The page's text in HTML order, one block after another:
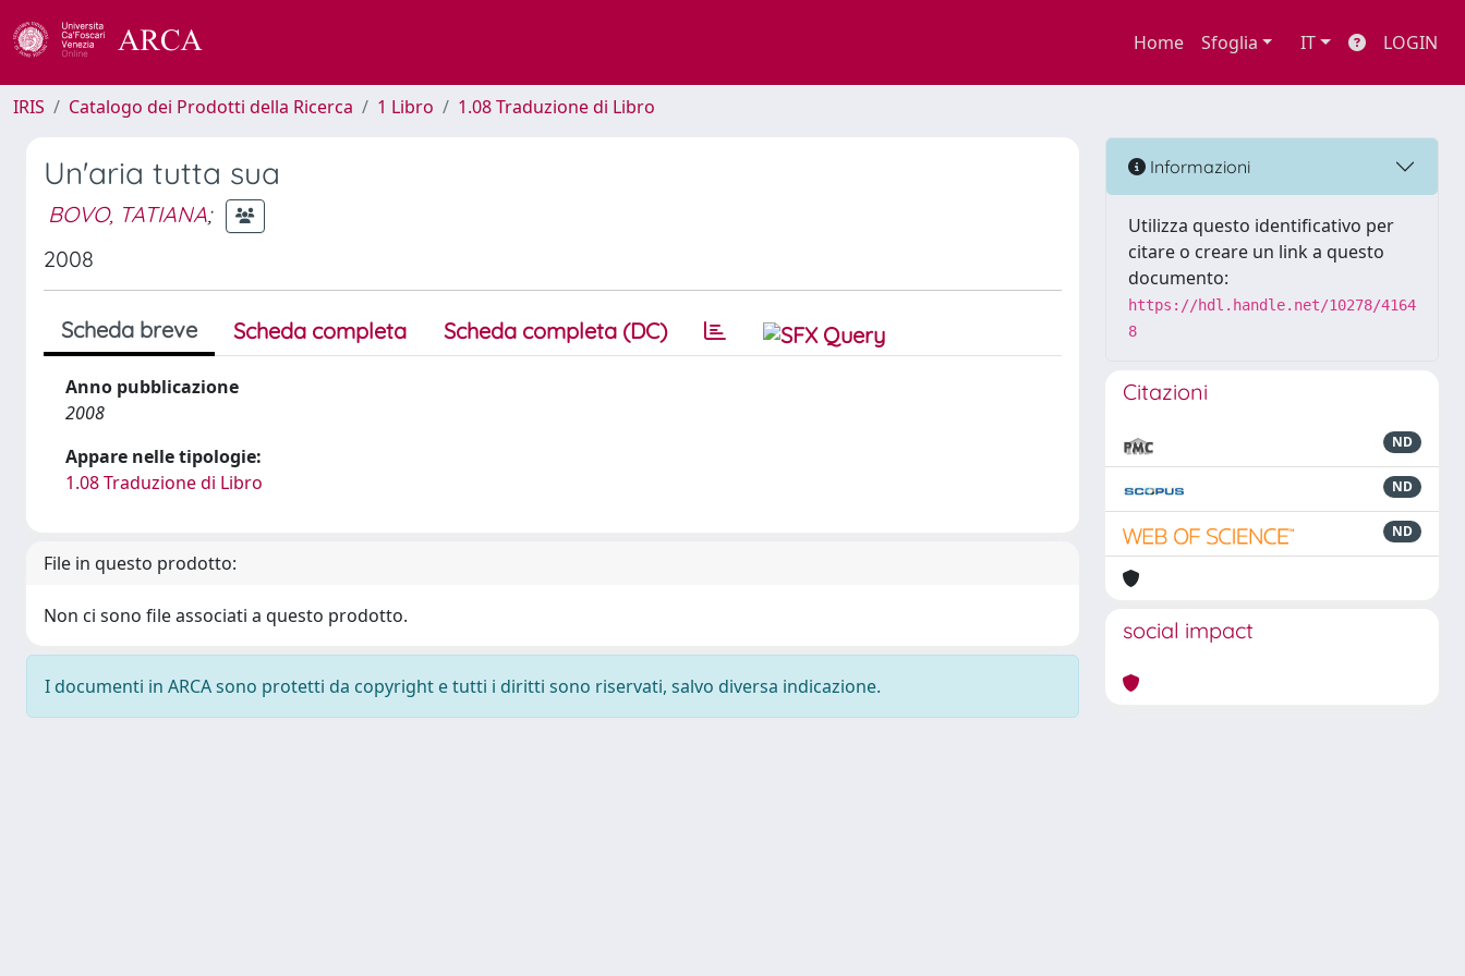
Home Sfoglia IT LOGIN
IRIS Catalogo dei Prodotti della Ricerca 1 Libro 1.08 Traduzione di Libro
Un'aria tutta sua
BOVO, TATIANA;
2008
Scheda breve Scheda completa Scheda completa (DC)
Anno pubblicazione
2008
Appare nelle tipologie:
1.08 Traduzione di Libro
File in questo prodotto:
Non ci sono file associati a questo prodotto.
I documenti in ARCA sono protetti da copyright e tutti i diritti sono riservati, salvo diversa indicazione.
Informazioni
Utilizza questo identificativo per
citare o creare un link a questo
documento:
https://hdl.handle.net/10278/4164
8
Citazioni
ND
ND
ND
social impact